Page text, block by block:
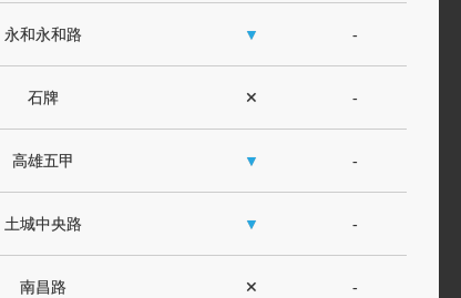
永和永和路 ▼ -
石牌 ✕ -
高雄五甲 ▼ -
土城中央路 ▼ -
南昌路 ✕ -